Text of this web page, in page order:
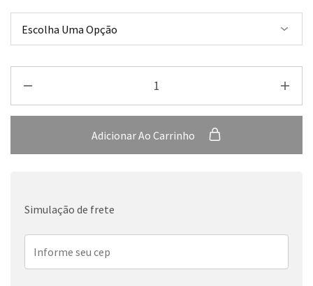
Adicionar Ao Carrinho
Simulação de frete